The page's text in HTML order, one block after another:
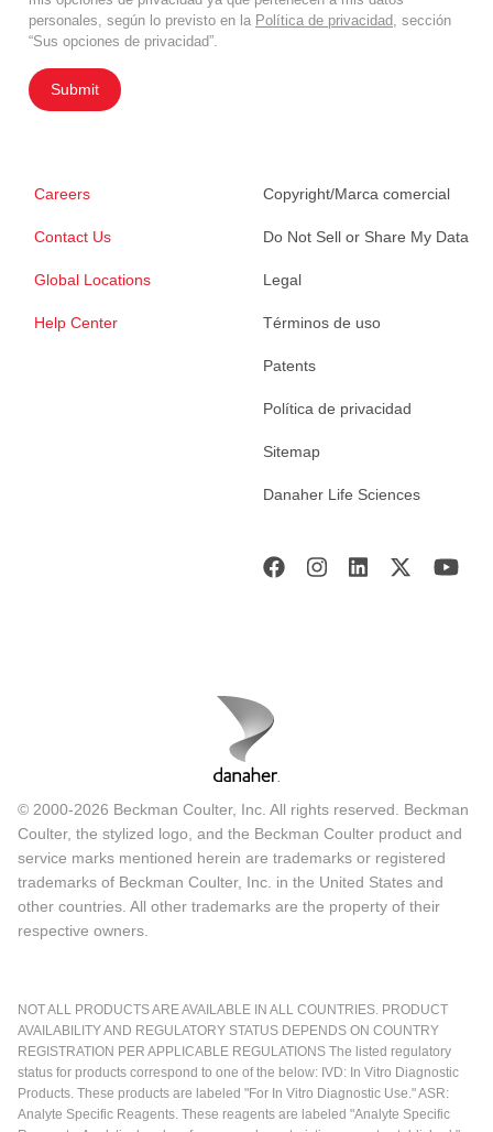
personales, según lo previsto en la Política de privacidad, sección
“Sus opciones de privacidad”.
Submit
Careers
Contact Us
Global Locations
Help Center
Copyright/Marca comercial
Do Not Sell or Share My Data
Legal
Términos de uso
Patents
Política de privacidad
Sitemap
Danaher Life Sciences
© 2000-2026 Beckman Coulter, Inc. All rights reserved. Beckman
Coulter, the stylized logo, and the Beckman Coulter product and
service marks mentioned herein are trademarks or registered
trademarks of Beckman Coulter, Inc. in the United States and
other countries. All other trademarks are the property of their
respective owners.
NOT ALL PRODUCTS ARE AVAILABLE IN ALL COUNTRIES. PRODUCT
AVAILABILITY AND REGULATORY STATUS DEPENDS ON COUNTRY
REGISTRATION PER APPLICABLE REGULATIONS The listed regulatory
status for products correspond to one of the below: IVD: In Vitro Diagnostic
Products. These products are labeled "For In Vitro Diagnostic Use." ASR:
Analyte Specific Reagents. These reagents are labeled "Analyte Specific